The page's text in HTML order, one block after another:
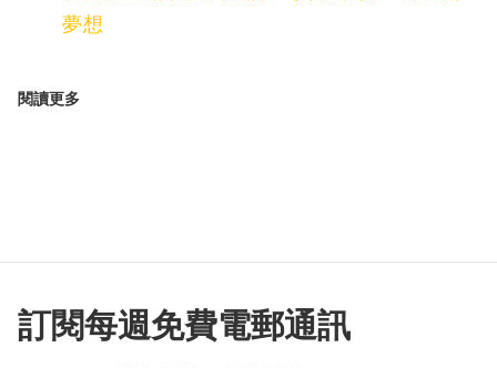
夢想
閱讀更多
訂閱每週免費電郵通訊